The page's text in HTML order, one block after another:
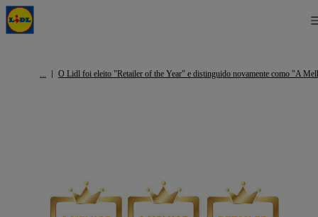
O Lidl foi eleito "Retailer of the Year" e distinguido novamente como "A